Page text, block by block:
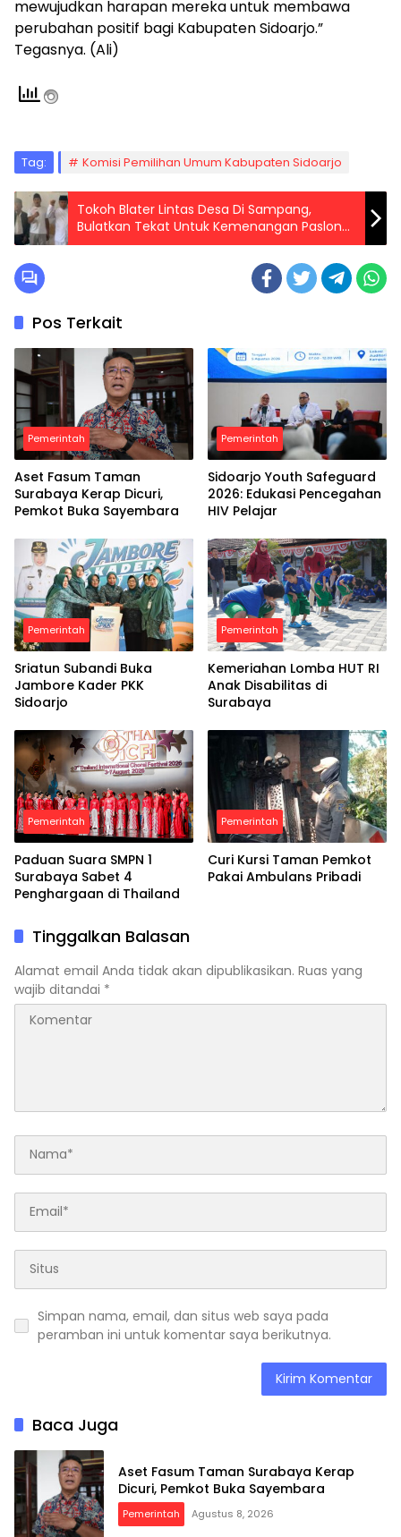
mewujudkan harapan mereka untuk membawa
perubahan positif bagi Kabupaten Sidoarjo.”
Tegasnya. (Ali)
Tag: Komisi Pemilihan Umum Kabupaten Sidoarjo
Tokoh Blater Lintas Desa Di Sampang,
Bulatkan Tekat Untuk Kemenangan Paslon
MANDAT
Pos Terkait
Pemerintah
Aset Fasum Taman
Surabaya Kerap Dicuri,
Pemkot Buka Sayembara
Pemerintah
Sidoarjo Youth Safeguard
2026: Edukasi Pencegahan
HIV Pelajar
Pemerintah
Sriatun Subandi Buka
Jambore Kader PKK
Sidoarjo
Pemerintah
Kemeriahan Lomba HUT RI
Anak Disabilitas di
Surabaya
Pemerintah
Paduan Suara SMPN 1
Surabaya Sabet 4
Penghargaan di Thailand
Pemerintah
Curi Kursi Taman Pemkot
Pakai Ambulans Pribadi
Tinggalkan Balasan
Alamat email Anda tidak akan dipublikasikan. Ruas yang
wajib ditandai *
Simpan nama, email, dan situs web saya pada
peramban ini untuk komentar saya berikutnya.
Baca Juga
Aset Fasum Taman Surabaya Kerap
Dicuri, Pemkot Buka Sayembara
Pemerintah Agustus 8, 2026